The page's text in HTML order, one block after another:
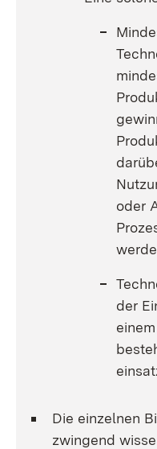
oder
der
Die einzelnen
zwingend